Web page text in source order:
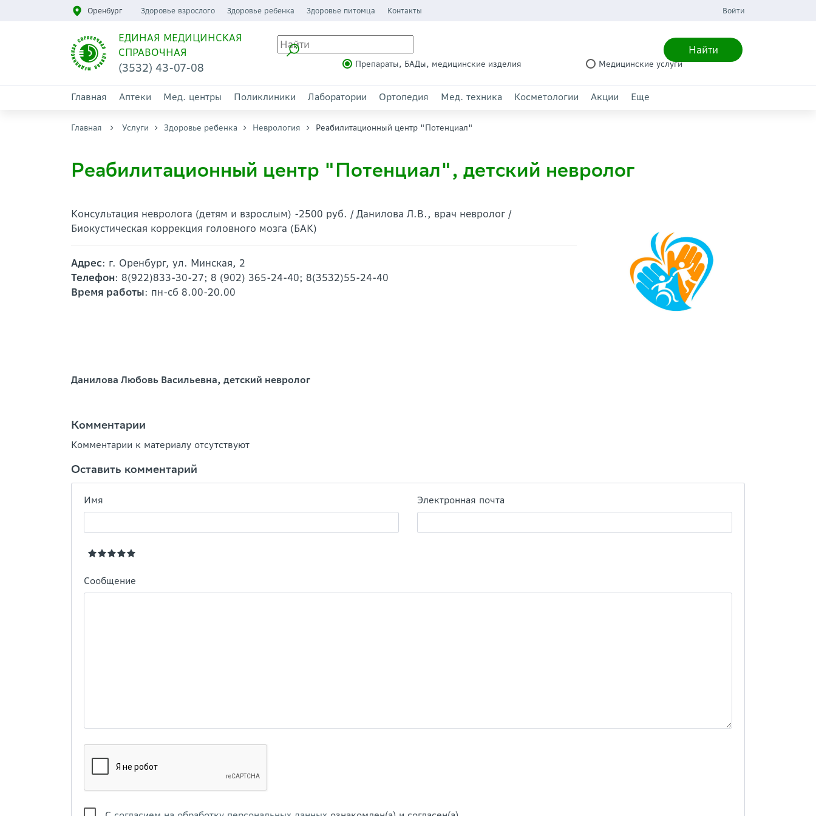
Оренбург Здоровье взрослого Здоровье ребенка Здоровье питомца Контакты Войти
ЕДИНАЯ МЕДИЦИНСКАЯ
СПРАВОЧНАЯ
(3532) 43-07-08
Найти
Препараты, БАДы, медицинские изделия Медицинские услуги
Главная Аптеки Мед. центры Поликлиники Лаборатории Ортопедия Мед. техника Косметологии Акции Еще
Главная Услуги Здоровье ребенка Неврология Реабилитационный центр "Потенциал"
Реабилитационный центр "Потенциал", детский невролог
Консультация невролога (детям и взрослым) -2500 руб. / Данилова Л.В., врач невролог /
Биокустическая коррекция головного мозга (БАК)
Адрес: г. Оренбург, ул. Минская, 2
Телефон: 8(922)833-30-27; 8 (902) 365-24-40; 8(3532)55-24-40
Время работы: пн-сб 8.00-20.00
Данилова Любовь Васильевна, детский невролог
Комментарии
Комментарии к материалу отсутствуют
Оставить комментарий
Имя Электронная почта
Сообщение